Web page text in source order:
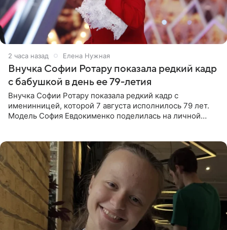
2 часа назад Елена Нужная
Внучка Софии Ротару показала редкий кадр
с бабушкой в день ее 79-летия
Внучка Софии Ротару показала редкий кадр с
именинницей, которой 7 августа исполнилось 79 лет.
Модель София Евдокименко поделилась на личной